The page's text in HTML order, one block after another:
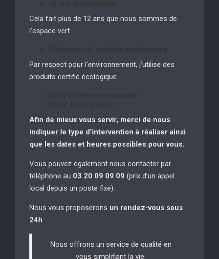
Cela fait plus de 12 ans que nous sommes de
l’espace vert.
Par respect pour l’environnement, j’utilise des
produits certifié écologique.
Afin de mieux vous servir, merci de nous
indiquer le type d’intervention à réaliser ainsi
que les dates et heures possibles pour vous.
Vous pouvez également nous contacter par
téléphone au 03 20 09 09 09 (prix d’un appel
local depuis un poste fixe).
Nous vous proposerons un rendez-vous sous
24h.
Nous offrons un service de qualité en
vous simplifiant la vie.